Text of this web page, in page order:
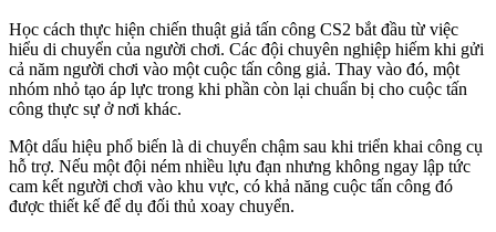
Học cách thực hiện chiến thuật giả tấn công CS2 bắt đầu từ việc
hiểu di chuyển của người chơi. Các đội chuyên nghiệp hiếm khi gửi
cả năm người chơi vào một cuộc tấn công giả. Thay vào đó, một
nhóm nhỏ tạo áp lực trong khi phần còn lại chuẩn bị cho cuộc tấn
công thực sự ở nơi khác.
Một dấu hiệu phổ biến là di chuyển chậm sau khi triển khai công cụ
hỗ trợ. Nếu một đội ném nhiều lựu đạn nhưng không ngay lập tức
cam kết người chơi vào khu vực, có khả năng cuộc tấn công đó
được thiết kế để dụ đối thủ xoay chuyển.